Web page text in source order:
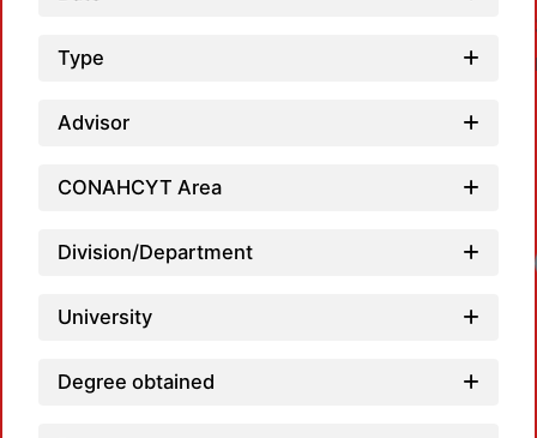
Type
Advisor
CONAHCYT Area
Division/Department
University
Degree obtained